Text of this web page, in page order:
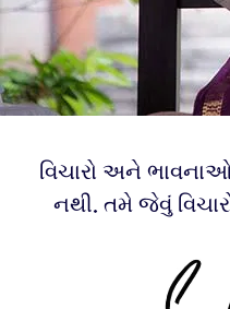
વિચારો અને
નથી. તમે જેવું